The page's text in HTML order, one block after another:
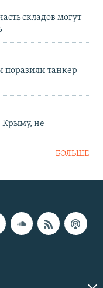
складов могут
поразили танкер
Крыму, не
БОЛЬШЕ